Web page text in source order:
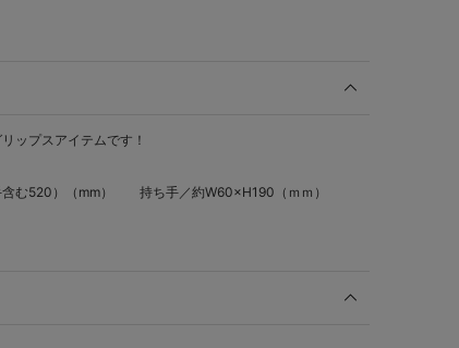
ップスアイテムです！
む520）（mm） 持ち手／約W60×H190（ｍｍ）